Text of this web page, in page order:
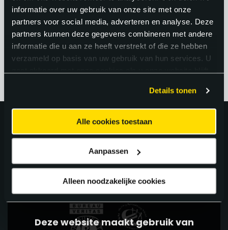
informatie over uw gebruik van onze site met onze
partners voor social media, adverteren en analyse. Deze
partners kunnen deze gegevens combineren met andere
informatie die u aan ze heeft verstrekt of die ze hebben
verzameld op basis van uw gebruik van hun services. U
Details tonen
Alle cookies toestaan
Aanpassen
Alleen noodzakelijke cookies
van je werkervaring en de organisatie
waarvoor je werkt.
Uitstekend!
62 Google Reviews.
Deze website maakt gebruik van